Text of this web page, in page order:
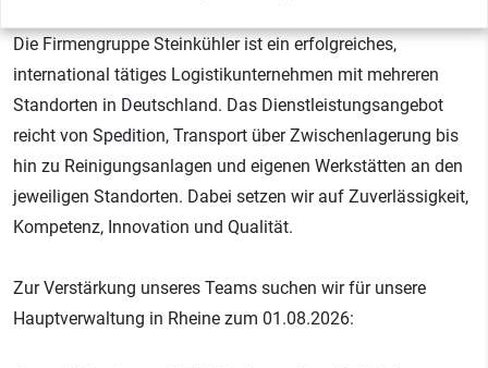
Die Firmengruppe Steinkühler ist ein erfolgreiches,
international tätiges Logistikunternehmen mit mehreren
Standorten in Deutschland. Das Dienstleistungsangebot
reicht von Spedition, Transport über Zwischenlagerung bis
hin zu Reinigungsanlagen und eigenen Werkstätten an den
jeweiligen Standorten. Dabei setzen wir auf Zuverlässigkeit,
Kompetenz, Innovation und Qualität.
Zur Verstärkung unseres Teams suchen wir für unsere
Hauptverwaltung in Rheine zum 01.08.2026: